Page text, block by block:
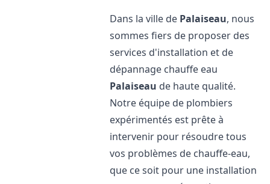
Dans la ville de Palaiseau, nous
sommes fiers de proposer des
services d'installation et de
dépannage chauffe eau
Palaiseau de haute qualité.
Notre équipe de plombiers
expérimentés est prête à
intervenir pour résoudre tous
vos problèmes de chauffe-eau,
que ce soit pour une installation